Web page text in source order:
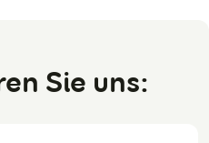
Sie uns: